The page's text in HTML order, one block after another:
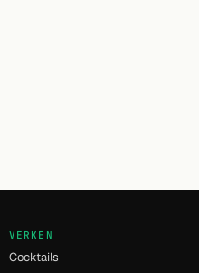
VERKEN
Cocktails